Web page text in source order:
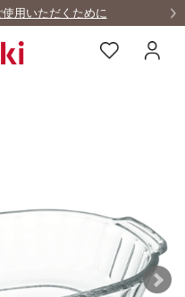
用いただくために